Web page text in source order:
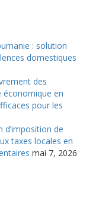
: solution
domestiques
des
économique en
pour les
de
taxes locales en
mai 7, 2026